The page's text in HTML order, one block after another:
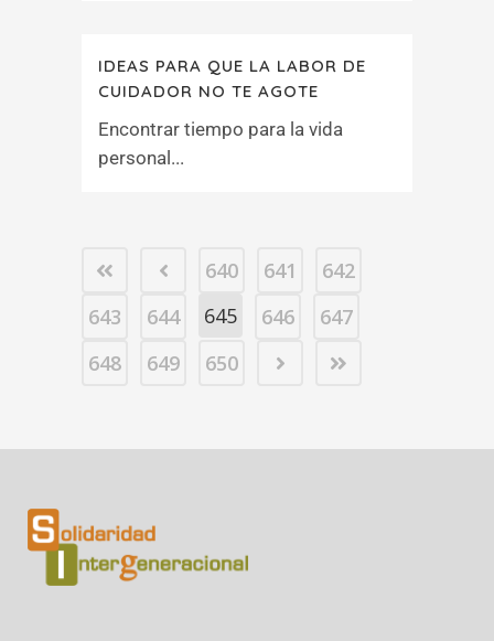
IDEAS PARA QUE LA LABOR DE
CUIDADOR NO TE AGOTE
Encontrar tiempo para la vida
personal...
640 641
642
643
644 645 646
647
648
649 650